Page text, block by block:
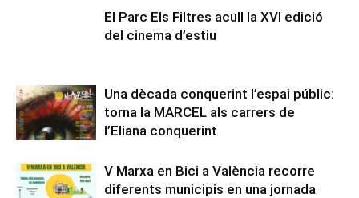
El Parc Els Filtres acull la XVI edició
del cinema d’estiu
Una dècada conquerint l’espai públic:
torna la MARCEL als carrers de
l’Eliana conquerint
V Marxa en Bici a València recorre
diferents municipis en una jornada